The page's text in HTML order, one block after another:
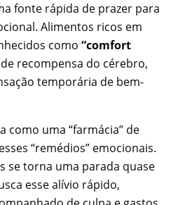
fonte rápida de prazer para
Alimentos ricos em
como “comfort
recompensa do cérebro,
temporária de bem-
como uma “farmácia” de
“remédios” emocionais.
se torna uma parada quase
esse alívio rápido,